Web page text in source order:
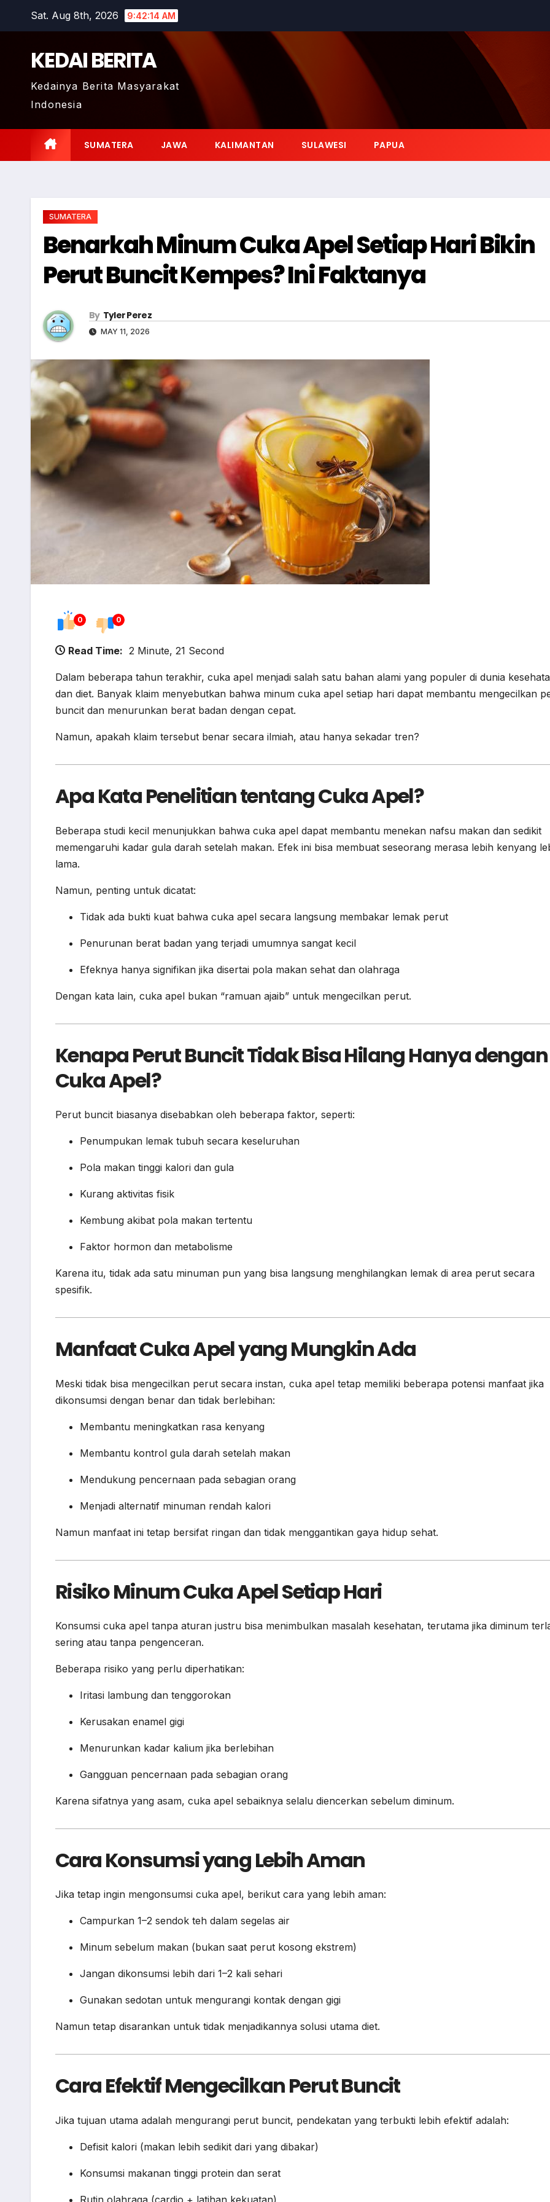
Sat. Aug 8th, 2026 9:42:15 AM
KEDAI BERITA
Kedainya Berita Masyarakat
Indonesia
SUMATERA JAWA KALIMANTAN SULAWESI PAPUA
SUMATERA
Benarkah Minum Cuka Apel Setiap Hari Bikin
Perut Buncit Kempes? Ini Faktanya
By Tyler Perez
MAY 11, 2026
0 0
Read Time: 2 Minute, 21 Second
Dalam beberapa tahun terakhir, cuka apel menjadi salah satu bahan alami yang populer di dunia
dan diet. Banyak klaim menyebutkan bahwa minum cuka apel setiap hari dapat membantu mengecilkan
buncit dan menurunkan berat badan dengan cepat.
Namun, apakah klaim tersebut benar secara ilmiah, atau hanya sekadar tren?
Apa Kata Penelitian tentang Cuka Apel?
Beberapa studi kecil menunjukkan bahwa cuka apel dapat membantu menekan nafsu makan dan sedikit
memengaruhi kadar gula darah setelah makan. Efek ini bisa membuat seseorang merasa lebih kenyang
lama.
Namun, penting untuk dicatat:
Tidak ada bukti kuat bahwa cuka apel secara langsung membakar lemak perut
Penurunan berat badan yang terjadi umumnya sangat kecil
Efeknya hanya signifikan jika disertai pola makan sehat dan olahraga
Dengan kata lain, cuka apel bukan “ramuan ajaib” untuk mengecilkan perut.
Kenapa Perut Buncit Tidak Bisa Hilang Hanya dengan
Cuka Apel?
Perut buncit biasanya disebabkan oleh beberapa faktor, seperti:
Penumpukan lemak tubuh secara keseluruhan
Pola makan tinggi kalori dan gula
Kurang aktivitas fisik
Kembung akibat pola makan tertentu
Faktor hormon dan metabolisme
Karena itu, tidak ada satu minuman pun yang bisa langsung menghilangkan lemak di area perut secara
spesifik.
Manfaat Cuka Apel yang Mungkin Ada
Meski tidak bisa mengecilkan perut secara instan, cuka apel tetap memiliki beberapa potensi manfaat jika
dikonsumsi dengan benar dan tidak berlebihan:
Membantu meningkatkan rasa kenyang
Membantu kontrol gula darah setelah makan
Mendukung pencernaan pada sebagian orang
Menjadi alternatif minuman rendah kalori
Namun manfaat ini tetap bersifat ringan dan tidak menggantikan gaya hidup sehat.
Risiko Minum Cuka Apel Setiap Hari
Konsumsi cuka apel tanpa aturan justru bisa menimbulkan masalah kesehatan, terutama jika diminum
sering atau tanpa pengenceran.
Beberapa risiko yang perlu diperhatikan:
Iritasi lambung dan tenggorokan
Kerusakan enamel gigi
Menurunkan kadar kalium jika berlebihan
Gangguan pencernaan pada sebagian orang
Karena sifatnya yang asam, cuka apel sebaiknya selalu diencerkan sebelum diminum.
Cara Konsumsi yang Lebih Aman
Jika tetap ingin mengonsumsi cuka apel, berikut cara yang lebih aman:
Campurkan 1–2 sendok teh dalam segelas air
Minum sebelum makan (bukan saat perut kosong ekstrem)
Jangan dikonsumsi lebih dari 1–2 kali sehari
Gunakan sedotan untuk mengurangi kontak dengan gigi
Namun tetap disarankan untuk tidak menjadikannya solusi utama diet.
Cara Efektif Mengecilkan Perut Buncit
Jika tujuan utama adalah mengurangi perut buncit, pendekatan yang terbukti lebih efektif adalah:
Defisit kalori (makan lebih sedikit dari yang dibakar)
Konsumsi makanan tinggi protein dan serat
Rutin olahraga (cardio + latihan kekuatan)